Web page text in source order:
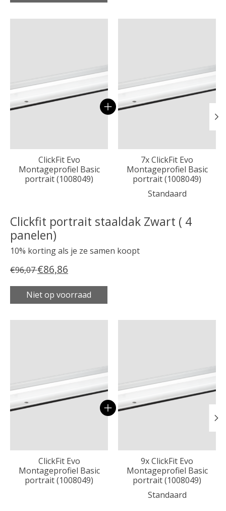
ClickFit Evo
Montageprofiel Basic
portrait (1008049)
7x ClickFit Evo
Montageprofiel Basic
portrait (1008049)
Standaard
Clickfit portrait staaldak Zwart ( 4
panelen)
10% korting als je ze samen koopt
€96,07€86,86
Niet op voorraad
ClickFit Evo
Montageprofiel Basic
portrait (1008049)
9x ClickFit Evo
Montageprofiel Basic
portrait (1008049)
Standaard